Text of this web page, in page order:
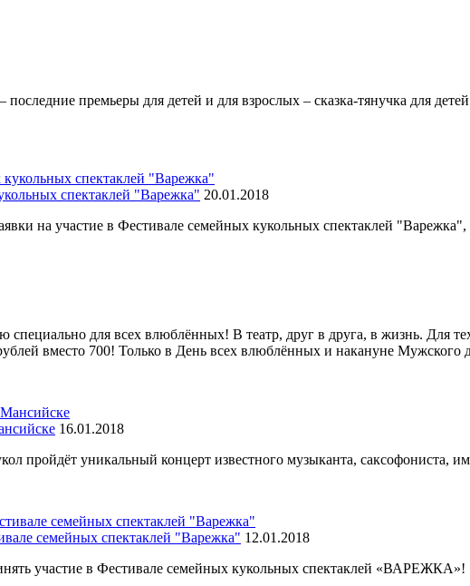
последние премьеры для детей и для взрослых – сказка-тянучка для
спектаклей "Варежка" 20.01.2018
на участие в Фестивале семейных кукольных спектаклей
для всех влюблённых! В театр, друг в друга, в жизнь. Для
700! Только в День всех влюблённых и накануне Мужского
16.01.2018
пройдёт уникальный концерт известного музыканта, саксофониста,
семейных спектаклей "Варежка" 12.01.2018
участие в Фестивале семейных кукольных спектаклей «ВАРЕЖКА»!